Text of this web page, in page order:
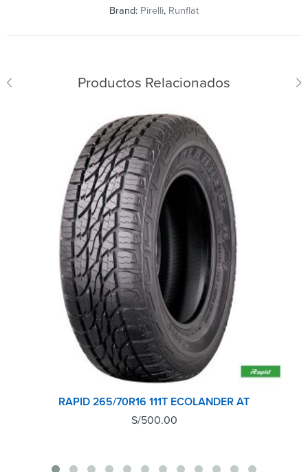
Brand: Pirelli, Runflat
Productos Relacionados
RAPID 265/70R16 111T ECOLANDER AT
S/500.00